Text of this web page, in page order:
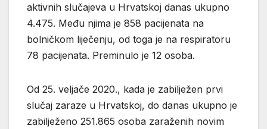
aktivnih slučajeva u Hrvatskoj danas ukupno
4.475. Među njima je 858 pacijenata na
bolničkom liječenju, od toga je na respiratoru
78 pacijenata. Preminulo je 12 osoba.
Od 25. veljače 2020., kada je zabilježen prvi
slučaj zaraze u Hrvatskoj, do danas ukupno je
zabilježeno 251.865 osoba zaraženih novim